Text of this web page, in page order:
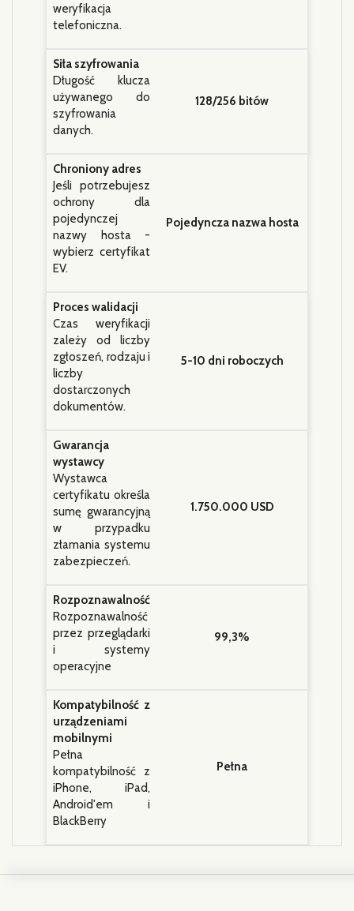
weryfikacja
telefoniczna.
Siła szyfrowania
Długość klucza
używanego do
szyfrowania
danych.
128/256 bitów
Chroniony adres
Jeśli potrzebujesz
ochrony dla
pojedynczej
nazwy hosta -
wybierz certyfikat
EV.
Pojedyncza nazwa hosta
Proces walidacji
Czas weryfikacji
zależy od liczby
zgłoszeń, rodzaju i
liczby
dostarczonych
dokumentów.
5-10 dni roboczych
Gwarancja
wystawcy
Wystawca
certyfikatu określa
sumę gwarancyjną
w przypadku
złamania systemu
zabezpieczeń.
1.750.000 USD
Rozpoznawalność
Rozpoznawalność
przez przeglądarki
i systemy
operacyjne
99,3%
Kompatybilność z
urządzeniami
mobilnymi
Pełna
kompatybilność z
iPhone, iPad,
Android'em i
BlackBerry
Pełna